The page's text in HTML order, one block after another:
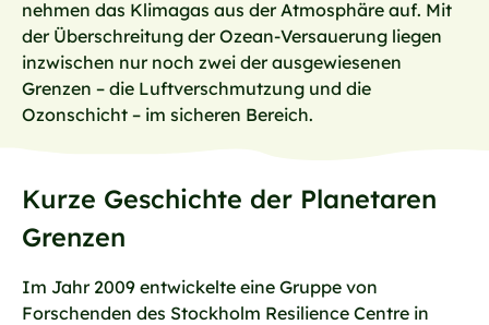
nehmen das Klimagas aus der Atmosphäre auf. Mit
der Überschreitung der Ozean-Versauerung liegen
inzwischen nur noch zwei der ausgewiesenen
Grenzen – die Luftverschmutzung und die
Ozonschicht – im sicheren Bereich.
Kurze Geschichte der Planetaren
Grenzen
Im Jahr 2009 entwickelte eine Gruppe von
Forschenden des Stockholm Resilience Centre in